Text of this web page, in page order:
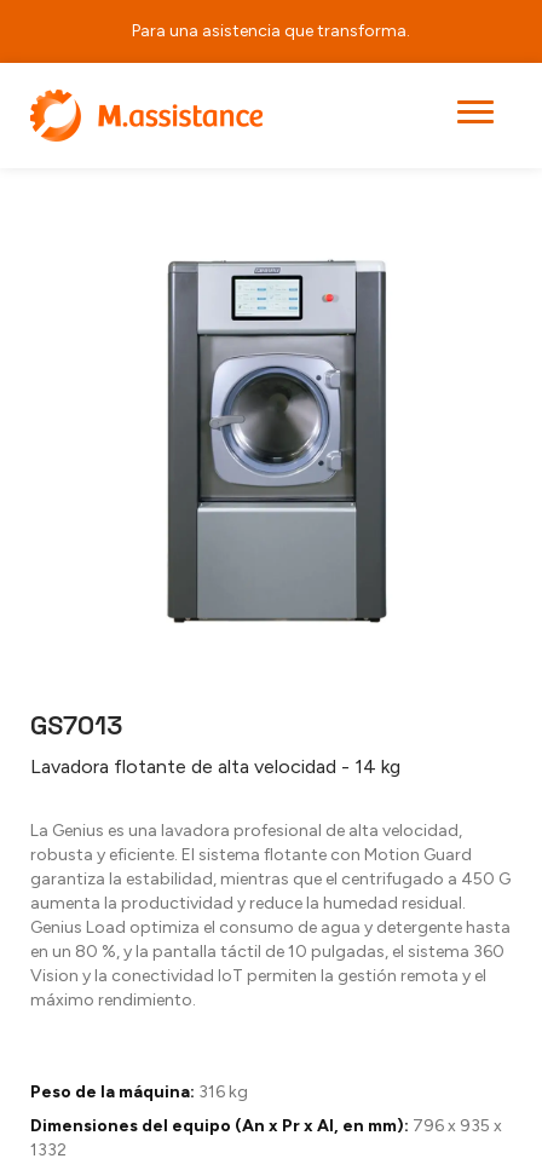
Para una asistencia que transforma.
Principal
GS7013
Lavadora flotante de alta velocidad - 14 kg
La Genius es una lavadora profesional de alta velocidad,
robusta y eficiente. El sistema flotante con Motion Guard
garantiza la estabilidad, mientras que el centrifugado a 450 G
aumenta la productividad y reduce la humedad residual.
Genius Load optimiza el consumo de agua y detergente hasta
en un 80 %, y la pantalla táctil de 10 pulgadas, el sistema 360
Vision y la conectividad IoT permiten la gestión remota y el
máximo rendimiento.
Peso de la máquina: 316 kg
Dimensiones del equipo (An x Pr x Al, en mm): 796 x 935 x
1332